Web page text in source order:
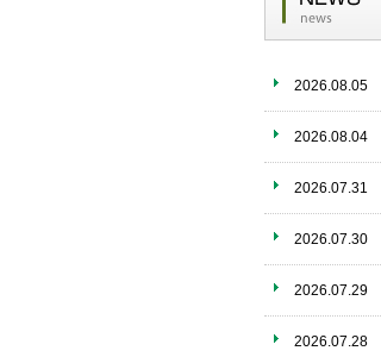
2026.08.05
2026.08.04
2026.07.31
2026.07.30
2026.07.29
2026.07.28